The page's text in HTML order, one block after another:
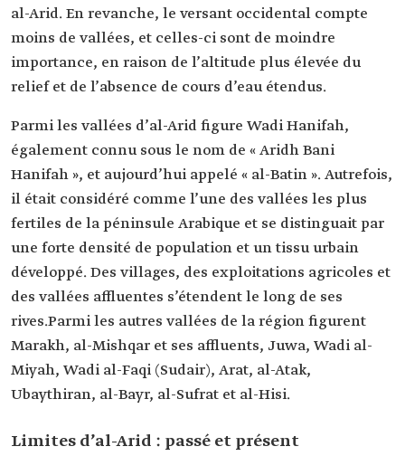
al-Arid. En revanche, le versant occidental compte
moins de vallées, et celles-ci sont de moindre
importance, en raison de l’altitude plus élevée du
relief et de l’absence de cours d’eau étendus.
Parmi les vallées d’al-Arid figure Wadi Hanifah,
également connu sous le nom de « Aridh Bani
Hanifah », et aujourd’hui appelé « al-Batin ». Autrefois,
il était considéré comme l’une des vallées les plus
fertiles de la péninsule Arabique et se distinguait par
une forte densité de population et un tissu urbain
développé. Des villages, des exploitations agricoles et
des vallées affluentes s’étendent le long de ses
rives.Parmi les autres vallées de la région figurent
Marakh, al-Mishqar et ses affluents, Juwa, Wadi al-
Miyah, Wadi al-Faqi (Sudair), Arat, al-Atak,
Ubaythiran, al-Bayr, al-Sufrat et al-Hisi.
Limites d’al-Arid : passé et présent